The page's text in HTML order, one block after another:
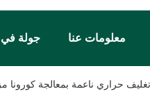
معلومات عنا جولة في